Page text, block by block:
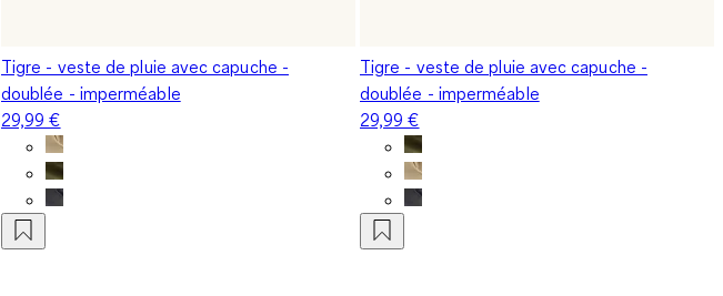
Tigre - veste de pluie avec capuche -
doublée - imperméable
29,99 €
Tigre - veste de pluie avec capuche -
doublée - imperméable
29,99 €